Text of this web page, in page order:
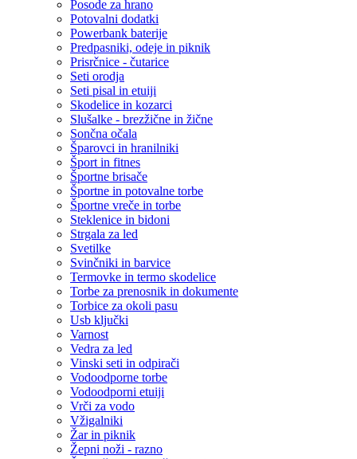
Posode za hrano
Potovalni dodatki
Powerbank baterije
Predpasniki, odeje in piknik
Prisrčnice - čutarice
Seti orodja
Seti pisal in etuiji
Skodelice in kozarci
Slušalke - brezžične in žične
Sončna očala
Šparovci in hranilniki
Šport in fitnes
Športne brisače
Športne in potovalne torbe
Športne vreče in torbe
Steklenice in bidoni
Strgala za led
Svetilke
Svinčniki in barvice
Termovke in termo skodelice
Torbe za prenosnik in dokumente
Torbice za okoli pasu
Usb ključki
Varnost
Vedra za led
Vinski seti in odpirači
Vodoodporne torbe
Vodoodporni etuiji
Vrči za vodo
Vžigalniki
Žar in piknik
Žepni noži - razno